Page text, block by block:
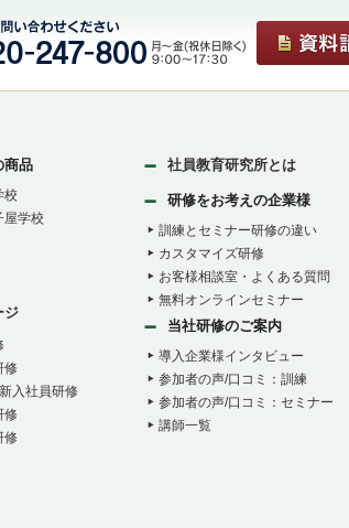
商品
校
屋学校
ジ
修
入社員研修
修
修
社員教育研究所とは
研修をお考えの企業様
訓練とセミナー研修の違い
カスタマイズ研修
お客様相談室・よくある質問
無料オンラインセミナー
当社研修のご案内
導入企業様インタビュー
参加者の声/口コミ：訓練
参加者の声/口コミ：セミナー
講師一覧